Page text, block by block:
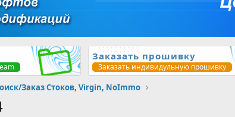
Заказать прошивку
Заказать индивидульную прошивку
Заказ Стоков, Virgin, NoImmo